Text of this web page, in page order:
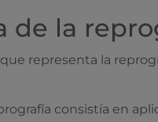
de la
representa la
consistía en